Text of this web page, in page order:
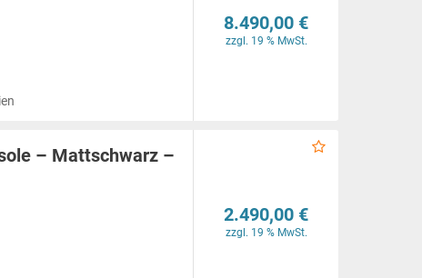
8.490,00 €
zzgl. 19 % MwSt.
– Mattschwarz –
2.490,00 €
zzgl. 19 % MwSt.